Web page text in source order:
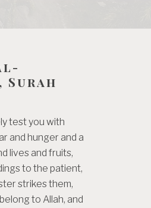
Surah
test you with
and hunger and a
lives and fruits,
to the patient,
strikes them,
to Allah, and